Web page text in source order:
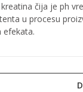
čija je ph
u procesu
efekata.